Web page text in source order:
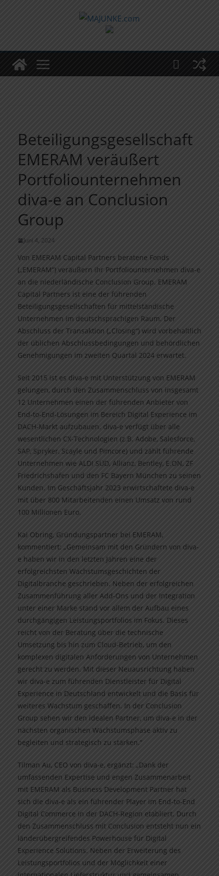
Beteiligungsgesellschaft
EMERAM veräußert
Portfoliounternehmen
diva-e an Conclusion
Group
Juni 4, 2024
Von EMERAM Capital Partners beratene Fonds
(„EMERAM“) veräußern ihr Portfoliounternehmen diva-e
an die niederländische Conclusion Group. EMERAM
Capital Partners ist eine der führenden
Beteiligungsgesellschaften für mittelständische
Unternehmen im deutschsprachigen Raum. Der
Abschluss der Transaktion („Closing“) wird vorbehaltlich
der üblichen Abschlussbedingungen und behördlichen
Genehmigungen im zweiten Quartal 2024 erwartet.
Seit 2015 ist es diva-e mit Unterstützung von EMERAM
gelungen, durch den Zusammenschluss von insgesamt
12 Unternehmen einen der führenden Anbieter von
End-to-End-Lösungen im Bereich Digital Experience im
DACH-Markt aufzubauen. diva-e verfügt über alle
wesentlichen CX-Technologien (z.B. Adobe, Salesforce,
SAP, Spryker, Scayle und Pimcore) und zählt führende
Unternehmen wie ALDI SÜD, Allianz, Bentley, E.ON, ZF
Friedrichshafen und den FC Bayern München zu seinen
Kunden. Im Geschäftsjahr 2023 erwirtschaftete diva-e
mit über 800 Mitarbeitenden einen Umsatz von rund
100 Millionen Euro.
Kai Obring, Gründungspartner bei EMERAM,
kommentiert: „Gemeinsam mit den Gründern von diva-
e haben wir in den letzten Jahren eine der
erfolgreichsten Wachstumsgeschichten der
Digitalbranche geschrieben. Neben der erfolgreichen
Zusammenführung aller Add-Ons und der Integration
unter einer Marke stand vor allem der Aufbau eines
durchgängigen Leistungsportfolios im Fokus. Dieses
reicht von der Beratung über die technische
Umsetzung bis hin zum Cloud-Betrieb, um den
komplexen digitalen Anforderungen von Unternehmen
gerecht zu werden. Mit dieser Neuausrichtung haben
wir diva-e zum führenden Dienstleister für Digital
Experience in Deutschland entwickelt und die Basis für
weiteres Wachstum geschaffen. In der Conclusion
Group sehen wir den idealen Partner, um diva-e in der
nächsten organischen Wachstumsphase aktiv zu
begleiten und strategisch zu stärken.“
Tilman Au, CEO von diva-e, ergänzt: „Dank der
umfassenden Expertise und engen Zusammenarbeit
mit EMERAM als Business Development Partner hat
sich die diva-e als ein führender Player im End-to-End
Digital Commerce in der DACH-Region etabliert. Durch
den Zusammenschluss mit Conclusion entsteht nun ein
länderübergreifendes Powerhouse für Digital
Experience Solutions. Neben der Erweiterung des
Leistungsportfolios und der Möglichkeit einer